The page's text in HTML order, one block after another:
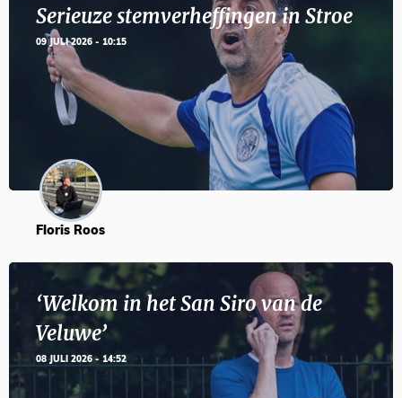
Serieuze stemverheffingen in Stroe
09 JULI 2026 - 10:15
Floris Roos
‘Welkom in het San Siro van de
Veluwe’
08 JULI 2026 - 14:52